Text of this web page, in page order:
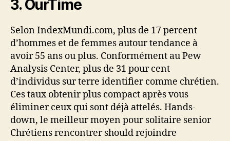
3. OurTime
Selon IndexMundi.com, plus de 17 percent
d’hommes et de femmes autour tendance à
avoir 55 ans ou plus. Conformément au Pew
Analysis Center, plus de 31 pour cent
d’individus sur terre identifier comme chrétien.
Ces taux obtenir plus compact après vous
éliminer ceux qui sont déjà attelés. Hands-
down, le meilleur moyen pour solitaire senior
Chrétiens rencontrer should rejoindre